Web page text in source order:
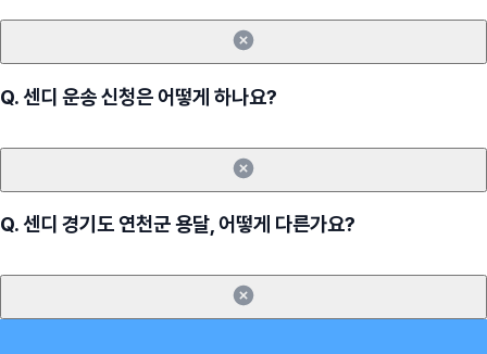
Q.센디 운송 신청은 어떻게 하나요?
Q.센디 경기도 연천군 용달, 어떻게 다른가요?